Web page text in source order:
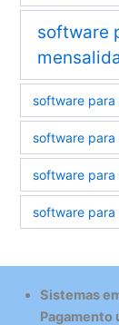
software
software para
software para
software para
software para
Sistemas
Pagamento